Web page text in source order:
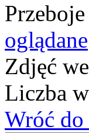
Przeboje
oglądane
Zdjęć
Liczba
Wróć